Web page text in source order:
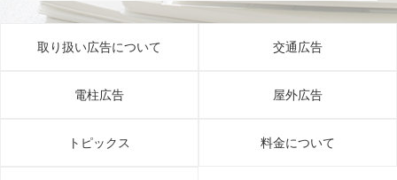
取り扱い広告について 交通広告
電柱広告 屋外広告
トピックス 料金について